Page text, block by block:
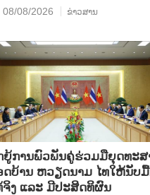
08/08/2026 ຂ່າວສານ
ຍູ້​ການ​ພົວ​ພັນ​ຄູ່​ຮ່ວມ​ມື​ຍຸດ​ທະ​ສ
ດ​ບ້ານ ຫວຽດ​ນາມ ໄທ​ໃຫ້​ນັບ​
ຈິງ ແລະ ມີ​ປະ​ສິດ​ທິ​ຜົນ